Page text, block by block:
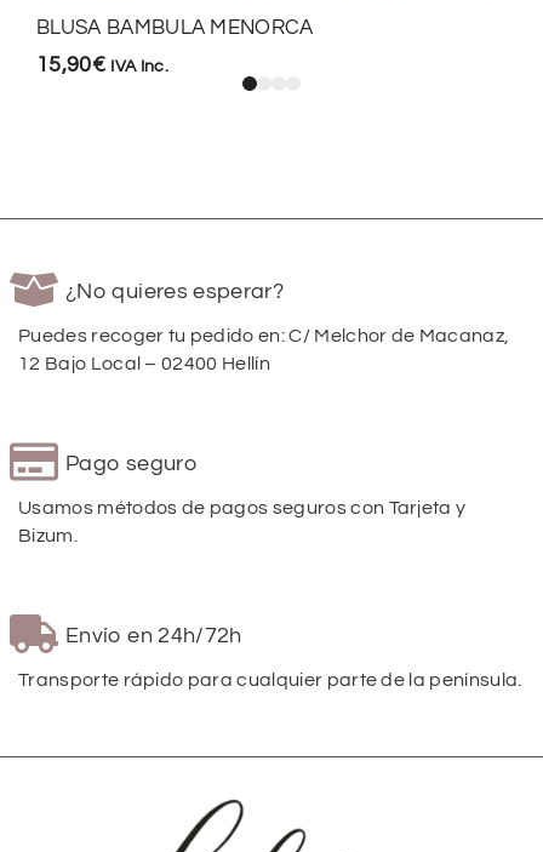
BLUSA BAMBULA MENORCA
15,90€ IVA Inc.
¿No quieres esperar?
Puedes recoger tu pedido en: C/ Melchor de Macanaz,
12 Bajo Local – 02400 Hellín
Pago seguro
Usamos métodos de pagos seguros con Tarjeta y
Bizum.
Envío en 24h/72h
Transporte rápido para cualquier parte de la península.